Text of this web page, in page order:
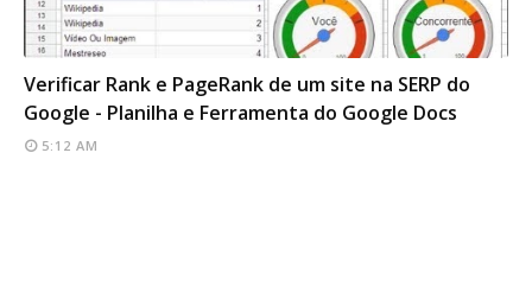
SEO TOOLS
Verificar Rank e PageRank de um site na SERP do
Google - Planilha e Ferramenta do Google Docs
5:12 AM